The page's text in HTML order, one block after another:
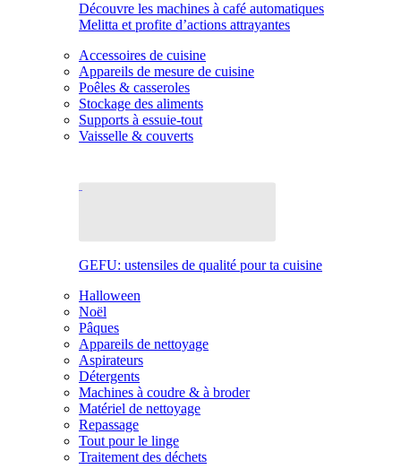
Découvre les machines à café automatiques
Melitta et profite d’actions attrayantes
Accessoires de cuisine
Appareils de mesure de cuisine
Poêles & casseroles
Stockage des aliments
Supports à essuie-tout
Vaisselle & couverts
GEFU: ustensiles de qualité pour ta cuisine
Halloween
Noël
Pâques
Appareils de nettoyage
Aspirateurs
Détergents
Machines à coudre & à broder
Matériel de nettoyage
Repassage
Tout pour le linge
Traitement des déchets